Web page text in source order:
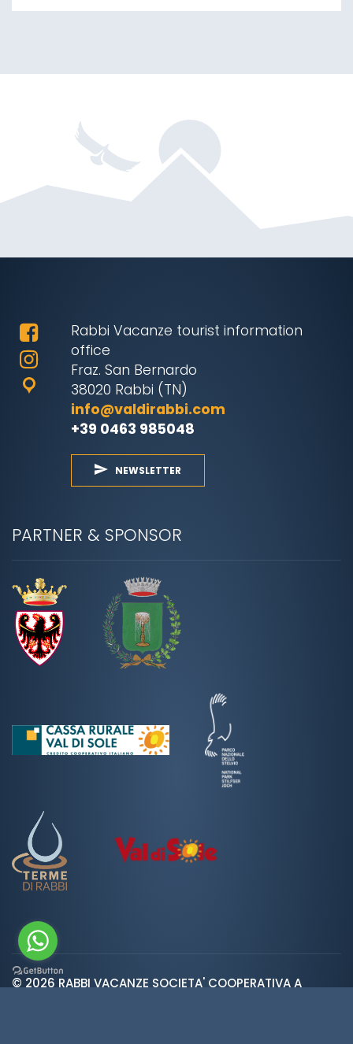
Rabbi Vacanze tourist information
office
Fraz. San Bernardo
38020 Rabbi (TN)
info@valdirabbi.com
+39 0463 985048
NEWSLETTER
PARTNER & SPONSOR
© 2026 RABBI VACANZE SOCIETA' COOPERATIVA A